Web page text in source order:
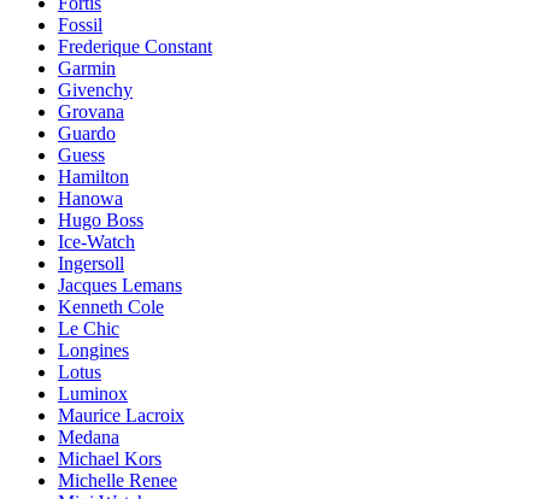
Fossil
Frederique Constant
Garmin
Givenchy
Grovana
Guardo
Guess
Hamilton
Hanowa
Hugo Boss
Ice-Watch
Ingersoll
Jacques Lemans
Kenneth Cole
Le Chic
Longines
Lotus
Luminox
Maurice Lacroix
Medana
Michael Kors
Michelle Renee